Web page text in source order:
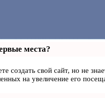
места?
создать свой сайт, но не
на увеличение его